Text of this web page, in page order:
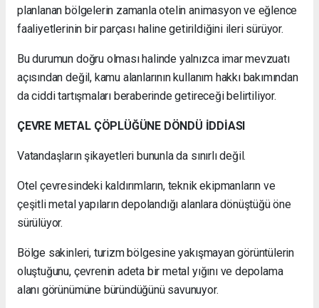
planlanan bölgelerin zamanla otelin animasyon ve eğlence
faaliyetlerinin bir parçası haline getirildiğini ileri sürüyor.
Bu durumun doğru olması halinde yalnızca imar mevzuatı
açısından değil, kamu alanlarının kullanım hakkı bakımından
da ciddi tartışmaları beraberinde getireceği belirtiliyor.
ÇEVRE METAL ÇÖPLÜĞÜNE DÖNDÜ İDDİASI
Vatandaşların şikayetleri bununla da sınırlı değil.
Otel çevresindeki kaldırımların, teknik ekipmanların ve
çeşitli metal yapıların depolandığı alanlara dönüştüğü öne
sürülüyor.
Bölge sakinleri, turizm bölgesine yakışmayan görüntülerin
oluştuğunu, çevrenin adeta bir metal yığını ve depolama
alanı görünümüne büründüğünü savunuyor.